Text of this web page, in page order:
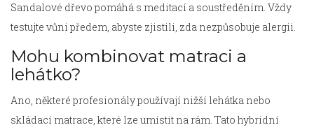
Sandalové dřevo pomáhá s meditací a soustředěním. Vždy
testujte vůni předem, abyste zjistili, zda nezpůsobuje alergii.
Mohu kombinovat matraci a
lehátko?
Ano, některé profesionály používají nižší lehátka nebo
skládací matrace, které lze umístit na rám. Tato hybridní